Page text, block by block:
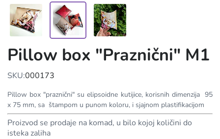
Pillow box "Praznični" M1
SKU:000173
Pillow box "praznični" su elipsoidne kutijice, korisnih dimenzija 95
x 75 mm, sa štampom u punom koloru, i sjajnom plastifikacijom
Proizvod se prodaje na komad, u bilo kojoj količini do
isteka zaliha